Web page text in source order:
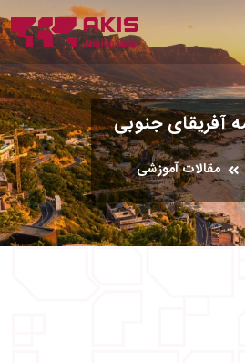
آفریقای جنوبی
مقالات آموزشی